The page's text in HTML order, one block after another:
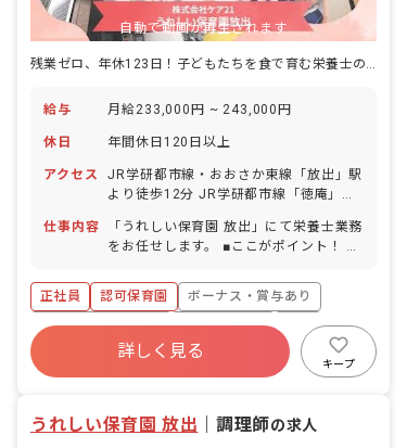
自動で動画が再生されます
残業ゼロ、年休123日！子どもたちを食で育む栄養士のお仕事。
給与 月給233,000円 ~ 243,000円
休日 年間休日120日以上
アクセス
JR学研都市線・おおさか東線「放出」駅
より徒歩12分 JR学研都市線「徳庵」駅
に駐輪スペース完備）
仕事内容
「うれしい保育園 放出」にて栄養士業務
をお任せします。 ■ここがポイント！ 基
では、ケア21の「日本のヘルスケア産業
のリーダー企業を目指す」という経営理
念の下、他園にはないような食育活動に
力を入れて取り組んでおり、魚の解体シ
ョーや、絵本を題材にしたクッキング、
おります。また、外部の保護者へ向けた
正社員 認可保育園
ボーナス・賞与あり
年間休日120日以上
社会保険完備
福利厚生充実
退職金制度
残業少なめ
詳しく見る
キープ
うれしい保育園 放出 ｜調理師の求人